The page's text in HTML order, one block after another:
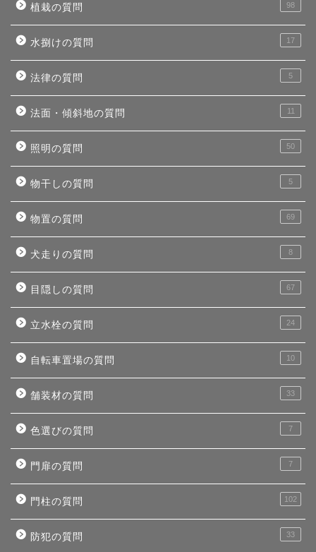
植栽の質問 98
水捌けの質問 17
法律の質問 5
法面・傾斜地の質問 11
照明の質問 50
物干しの質問 5
物置の質問 69
犬走りの質問 8
目隠しの質問 67
立水栓の質問 24
自転車置場の質問 10
舗装材の質問 33
色選びの質問 7
門扉の質問 7
門柱の質問 102
防犯の質問 33